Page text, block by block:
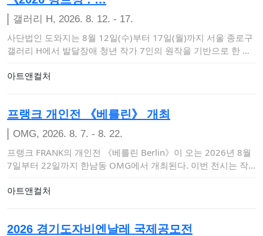
갤러리 H, 2026. 8. 12. - 17.
사단법인 도와지는 8월 12일(수)부터 17일(월)까지 서울 종로구
갤러리 H에서 발달장애 청년 작가 7인의 원작을 기반으로 한 다
아트앤컬처
프랭크 개인전 《베를린》 개최
OMG, 2026. 8. 7. - 8. 22.
프랭크 FRANK의 개인전 《베를린 Berlin》이 오는 2026년 8월
7일부터 22일까지 한남동 OMG에서 개최된다. 이번 전시는 작
아트앤컬처
2026 경기도자비엔날레 국제공모전